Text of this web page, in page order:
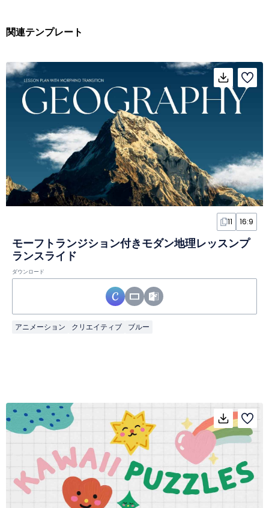
関連テンプレート
11 16:9
モーフトランジション付きモダン地理レッスンプ
ランスライド
ダウンロード
アニメーション クリエイティブ ブルー